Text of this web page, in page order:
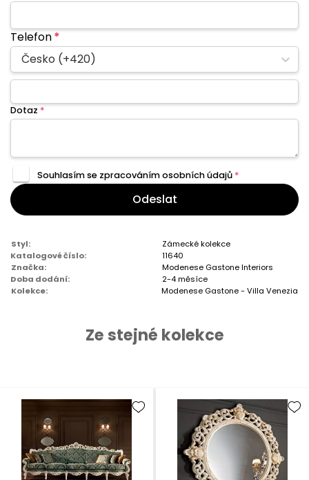
Telefon*
Česko (+420)
Dotaz *
Souhlasím se zpracovánímosobních údajů *
Odeslat
Styl:
Zámecké kolekce
Katalogové číslo:
11640
Značka:
Modenese Gastone Interiors
Doba dodání:
2-4 měsíce
Kolekce:
Modenese Gastone - Villa Venezia
Ze stejné kolekce